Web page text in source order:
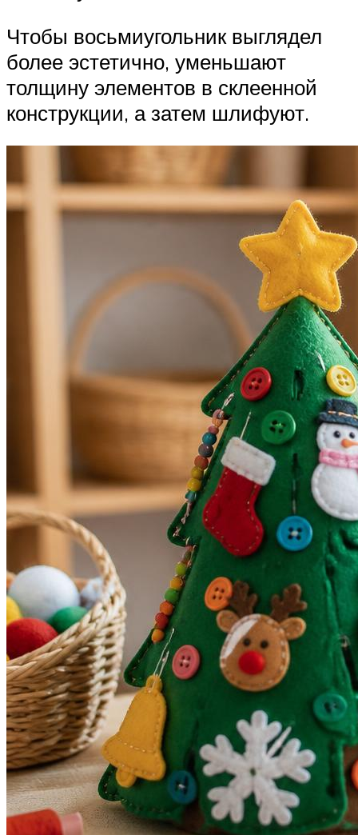
Чтобы восьмиугольник выглядел
более эстетично, уменьшают
толщину элементов в склеенной
конструкции, а затем шлифуют.